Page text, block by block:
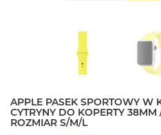
APPLE PASEK SPORTOWY W
CYTRYNY DO KOPERTY
ROZMIAR S/M/L